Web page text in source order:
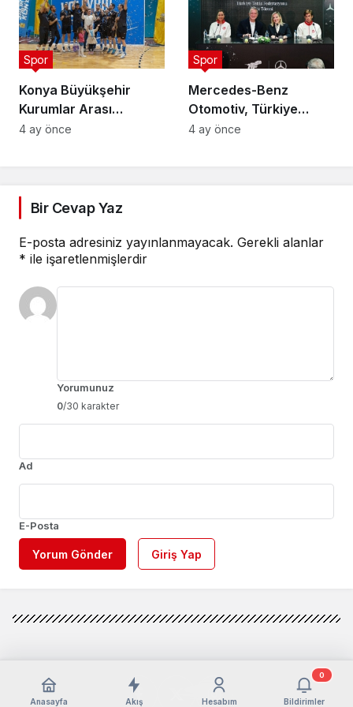
Konya Büyükşehir
Kurumlar Arası
Voleybol Turnuvası
Spor
4 ay önce
Mercedes-Benz
Otomotiv, Türkiye
Tenis Federasyonu’nun
Spor
4 ay önce
Bir Cevap Yaz
E-posta adresiniz yayınlanmayacak. Gerekli alanlar
* ile işaretlenmişlerdir
Yorumunuz
0/30 karakter
Ad
E-Posta
Yorum Gönder Giriş Yap
Anasayfa Akış Hesabım Bildirimler
0